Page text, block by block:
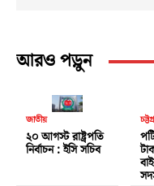
আরও পড়ুন
জাতীয়
২০ আগস্ট রাষ্ট্রপতি
নির্বাচন : ইসি সচিব